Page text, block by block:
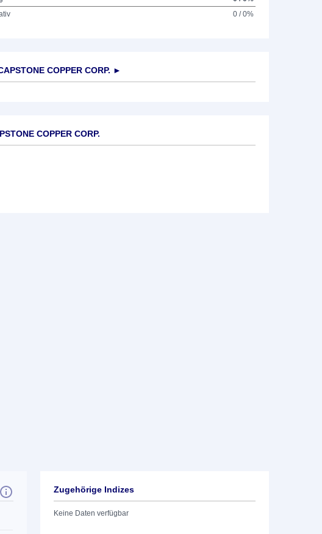
0 / 0%
COPPER CORP. ►
COPPER CORP.
Zugehörige Indizes
Keine Daten verfügbar